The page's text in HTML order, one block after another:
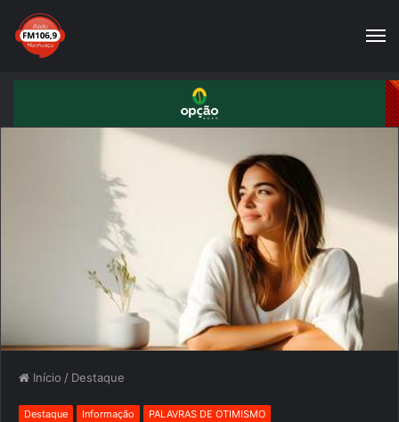
Início / Destaque
Destaque Informação PALAVRAS DE OTIMISMO